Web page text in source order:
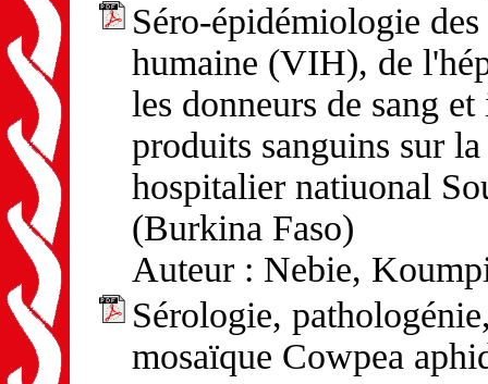
Séro-épidémiologie
humaine (VIH), de
les donneurs de sang
produits sanguins sur
hospitalier natiuonal
(Burkina Faso)
Auteur : Nebie,
Sérologie,
mosaïque Cowpea